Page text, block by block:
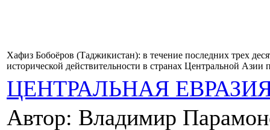
Хафиз Бобоёров (Таджикистан): в течение последних трех
исторической действительности в странах Центральной Азии
ЦЕНТРАЛЬНАЯ
Автор: Владимир